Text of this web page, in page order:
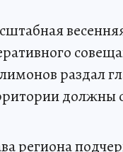
раздал
должны
региона